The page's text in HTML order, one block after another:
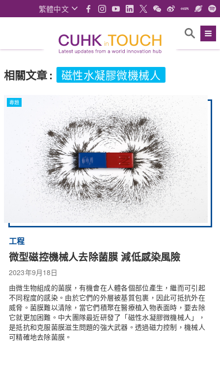
繁體中文
相關文章: 磁性水凝膠微機械人
專題
工程
微型磁控機械人去除菌膜 減低感染風險
2023年9月18日
由微生物組成的菌膜，有機會在人體各個部位產生，繼而可引起
不同程度的感染。由於它們的外層被基質包裹，因此可抵抗外在
威脅。菌膜難以清除，當它們積聚在醫療植入物表面時，要去除
它就更加困難。中大團隊最近研發了「磁性水凝膠微機械人」，
是抵抗和克服菌膜滋生問題的強大武器。透過磁力控制，機械人
可精確地去除菌膜。